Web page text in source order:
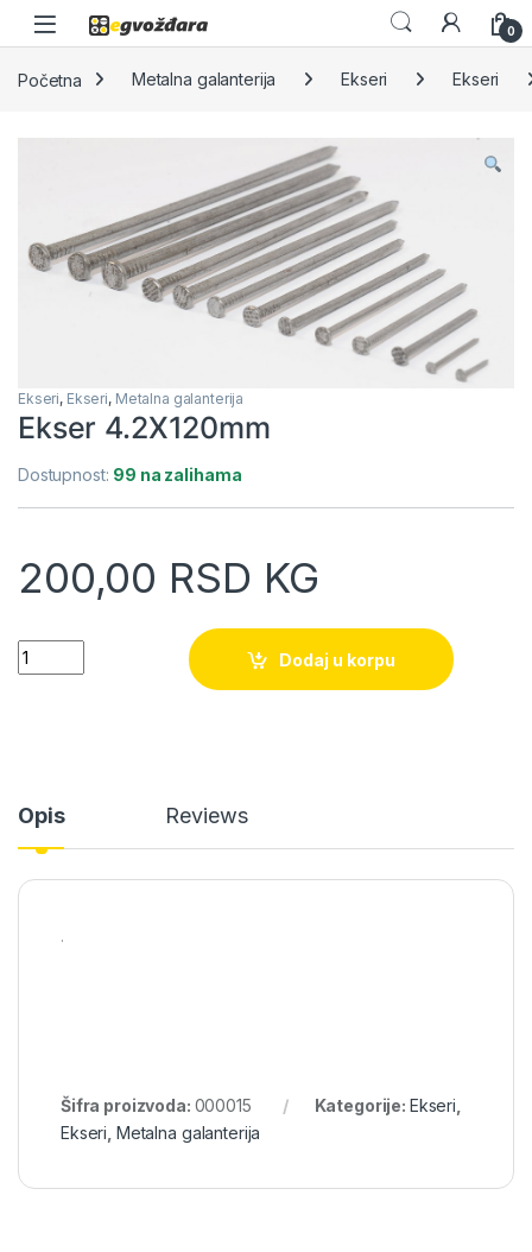
Skip to navigation
Skip to content
0
Početna Metalna galanterija Ekseri Ekseri
Ekseri, Ekseri, Metalna galanterija
Ekser 4.2X120mm
Dostupnost: 99 na zalihama
200,00 RSD KG
Ekser 4.2X120mm quantity
Dodaj u korpu
Opis Reviews
.
Šifra proizvoda: 000015 Kategorije: Ekseri
Ekseri Metalna galanterija